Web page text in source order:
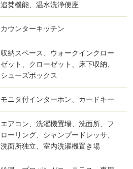
追焚機能、温水洗浄便座
カウンターキッチン
収納スペース、ウォークインクロー
ゼット、クローゼット、床下収納、
シューズボックス
モニタ付インターホン、カードキー
エアコン、洗濯機置場、洗面所、フ
ローリング、シャンプードレッサ、
洗面所独立、室内洗濯機置き場